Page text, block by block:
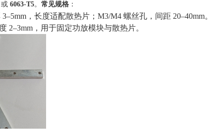
或 6063‑T5。 常见规格 ：
，长度适配散热片；M3/M4 螺丝孔，间距 20–40mm。
2–3mm，用于固定功放模块与散热片。